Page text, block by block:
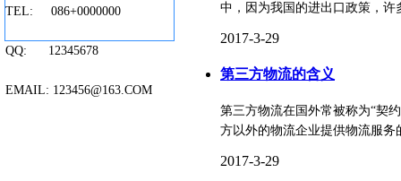
TEL: 086+0000000
QQ: 12345678
EMAIL: 123456@163.COM
中，因为我国的进出口政策，
2017-3-29
第三方物流的含义
第三方物流在国外常被称为“契
方以外的物流企业提供物流服务
2017-3-29